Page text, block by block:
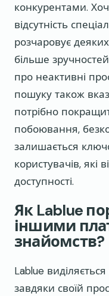
конкурентами.
відсутність
розчаровує
більше
про неактивні
пошуку також
потрібно
побоювання,
залишається
користувачів, які
доступності.
Як Lablue
іншими
знайомств?
Lablue
завдяки своїй